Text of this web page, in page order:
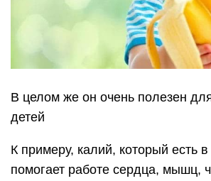
В целом же он очень полезен
детей
К примеру, калий, который есть
помогает работе сердца, мышц,